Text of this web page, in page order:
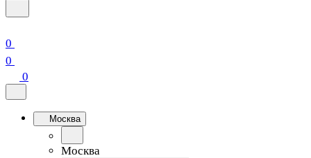
0
0
0
Москва
Москва